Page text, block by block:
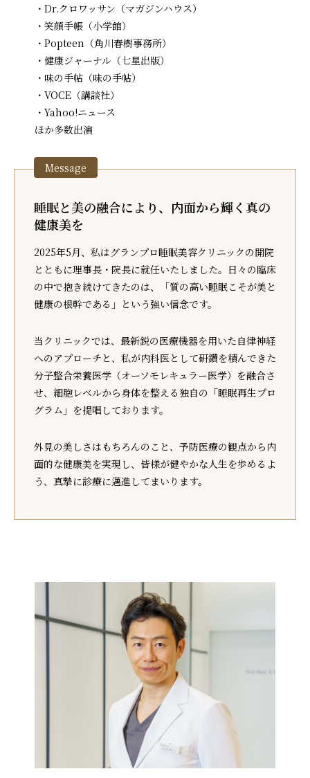
・Dr.クロワッサン（マガジンハウス）
・笑顔手帳（小学館）
・Popteen（角川春樹事務所）
・健康ジャーナル（七星出版）
・味の手帖（味の手帖）
・VOCE（講談社）
・Yahoo!ニュース
ほか多数出演
睡眠と美の融合により、内面から輝く真の
健康美を
2025年5月、私はグランプロ睡眠美容クリニックの開院
とともに理事長・院長に就任いたしました。日々の臨床
の中で抱き続けてきたのは、「質の高い睡眠こそが美と
健康の根幹である」という強い信念です。
当クリニックでは、最新鋭の医療機器を用いた自律神経
へのアプローチと、私が内科医として研鑽を積んできた
分子整合栄養医学（オーソモレキュラー医学）を融合さ
せ、細胞レベルから身体を整える独自の「睡眠再生プロ
グラム」を提唱しております。
外見の美しさはもちろんのこと、予防医療の観点から内
面的な健康美を実現し、皆様が健やかな人生を歩めるよ
う、真摯に診療に邁進してまいります。